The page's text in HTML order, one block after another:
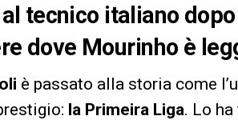
al tecnico italiano
dove Mourinho è
è passato alla storia come
la Primeira Liga. Lo